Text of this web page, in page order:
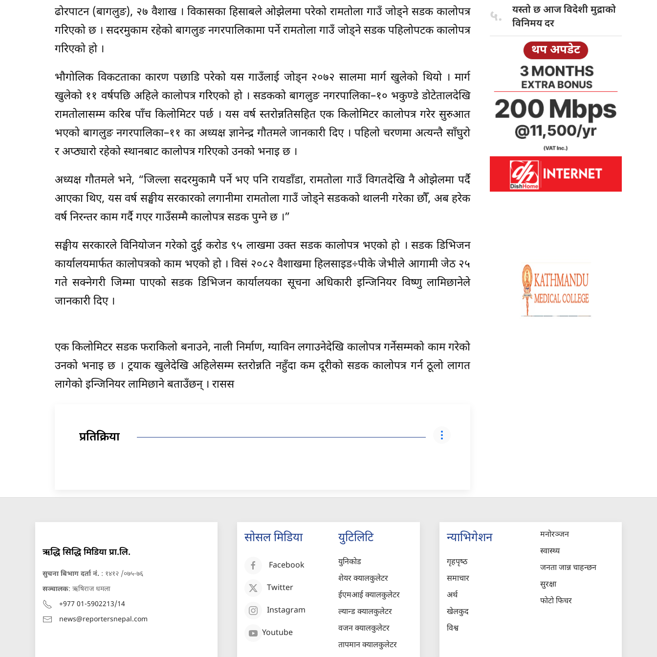
ढोरपाटन (बागलुङ), २७ वैशाख । विकासका हिसाबले ओझेलमा परेको रामतोला गाउँ जोड्ने सडक कालोपत्र
गरिएको छ । सदरमुकाम रहेको बागलुङ नगरपालिकामा पर्ने रामतोला गाउँ जोड्ने सडक पहिलोपटक कालोपत्र
गरिएको हो ।
भौगोलिक विकटताका कारण पछाडि परेको यस गाउँलाई जोड्न २०७२ सालमा मार्ग खुलेको थियो । मार्ग
खुलेको ११ वर्षपछि अहिले कालोपत्र गरिएको हो । सडकको बागलुङ नगरपालिका–१० भकुण्डे डोटेतालदेखि
रामतोलासम्म करिब पाँच किलोमिटर पर्छ । यस वर्ष स्तरोन्नतिसहित एक किलोमिटर कालोपत्र गरेर सुरुआत
भएको बागलुङ नगरपालिका–११ का अध्यक्ष ज्ञानेन्द्र गौतमले जानकारी दिए । पहिलो चरणमा अत्यन्तै साँघुरो
र अप्ठ्यारो रहेको स्थानबाट कालोपत्र गरिएको उनको भनाइ छ ।
अध्यक्ष गौतमले भने, “जिल्ला सदरमुकामै पर्ने भए पनि रायडाँडा, रामतोला गाउँ विगतदेखि नै ओझेलमा पर्दै
आएका थिए, यस वर्ष सङ्घीय सरकारको लगानीमा रामतोला गाउँ जोड्ने सडकको थालनी गरेका छौँ, अब हरेक
वर्ष निरन्तर काम गर्दै गएर गाउँसम्मै कालोपत्र सडक पुग्ने छ ।”
सङ्घीय सरकारले विनियोजन गरेको दुई करोड ९५ लाखमा उक्त सडक कालोपत्र भएको हो । सडक डिभिजन
कार्यालयमार्फत कालोपत्रको काम भएको हो । विसं २०८२ वैशाखमा हिलसाइड÷पीके जेभीले आगामी जेठ २५
गते सक्नेगरी जिम्मा पाएको सडक डिभिजन कार्यालयका सूचना अधिकारी इन्जिनियर विष्णु लामिछानेले
जानकारी दिए ।
एक किलोमिटर सडक फराकिलो बनाउने, नाली निर्माण, ग्याविन लगाउनेदेखि कालोपत्र गर्नेसम्मको काम गरेको
उनको भनाइ छ । ट्रयाक खुलेदेखि अहिलेसम्म स्तरोन्नति नहुँदा कम दूरीको सडक कालोपत्र गर्न ठूलो लागत
लागेको इन्जिनियर लामिछाने बताउँछन् । रासस
प्रतिक्रिया
५. यस्तो छआज विदेशी मुद्राको
विनिमय दर
थप अपडेट
ऋद्धि सिद्धि मिडिया प्रा.लि.
सुचना बिभाग दर्ता नं. : १४१२ /०७५-७६
सञ्चालक: ऋषिराज धमला
+977 01-5902213/14
news@reportersnepal.com
सोसल मिडिया
Facebook
Twitter
Instagram
Youtube
युटिलिटि
युनिकोड
शेयर क्यालकुलेटर
ईएमआई क्यालकुलेटर
ल्यान्ड क्यालकुलेटर
वजन क्यालकुलेटर
तापमान क्यालकुलेटर
न्याभिगेशन
गृहपृष्‍ठ
समाचार
अर्थ
खेलकुद
विश्व
मनोरञ्जन
स्वास्थ्य
जनता जान्न चाहन्छन
सुरक्षा
फोटो फिचर